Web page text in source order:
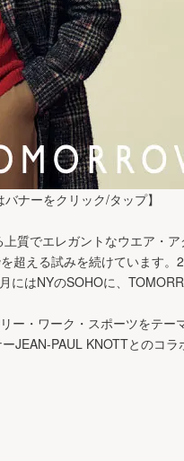
ナーをクリック/タップ】
質でエレガントなウエア・
超える試みを続けています。
にはNYのSOHOに、
ー・ワーク・スポーツをテー
JEAN-PAUL KNOTTとのコ